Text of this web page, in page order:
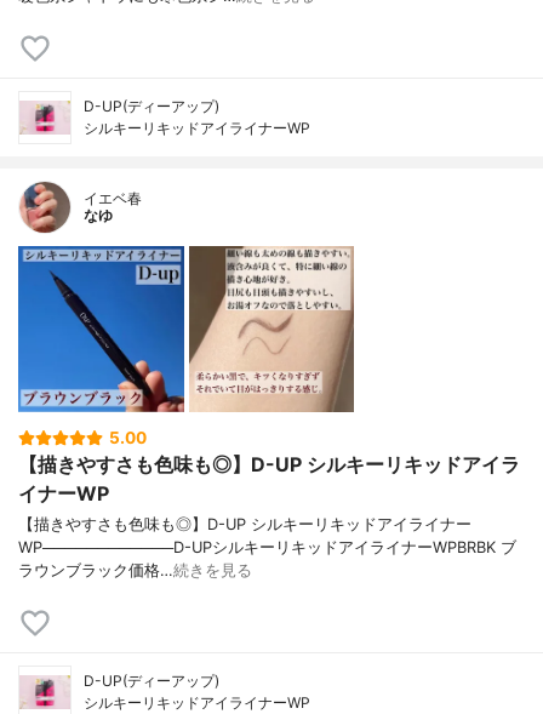
D-UP(ディーアップ)
シルキーリキッドアイライナーWP
イエベ春
なゆ
5.00
【描きやすさも色味も◎】D-UP シルキーリキッドアイラ
イナーWP
【描きやすさも色味も◎】D-UP シルキーリキッドアイライナー
WP────────────D-UPシルキーリキッドアイライナーWPBRBK ブ
ラウンブラック価格…続きを見る
D-UP(ディーアップ)
シルキーリキッドアイライナーWP